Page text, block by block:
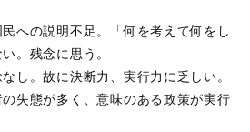
への説明不足。「何を考えて何をし
。残念に思う。
し。故に決断力、実行力に乏しい。
の失態が多く、意味のある政策が実行